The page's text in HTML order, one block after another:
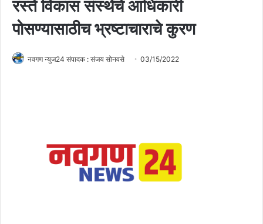
रस्ते विकास संस्थेचे आधिकारी
पोसण्यासाठीच भ्रष्टाचाराचे कुरण
नवगण न्युज24 संपादक : संजय सोनवसे 03/15/2022